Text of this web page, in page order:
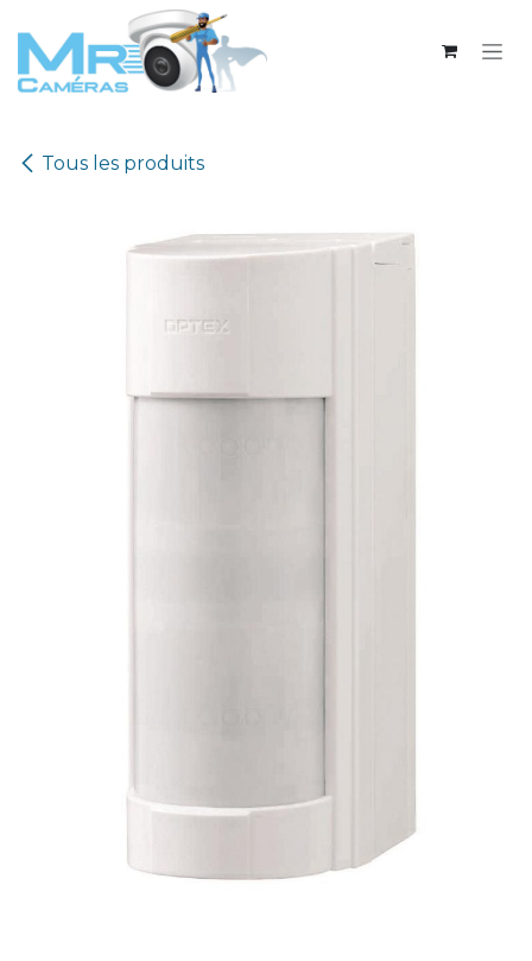
Se rendre au contenu
Tous les produits